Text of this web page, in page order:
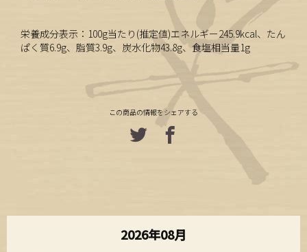
栄養成分表示：100g当たり(推定値)エネルギー245.9kcal、たん
ぱく質6.9g、脂質3.9g、炭水化物43.8g、食塩相当量1g
この商品の情報をシェアする
2026年08月